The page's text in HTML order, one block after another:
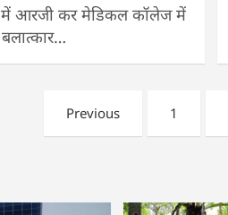
में आरजी कर मेडिकल कॉलेज में
Previous 1